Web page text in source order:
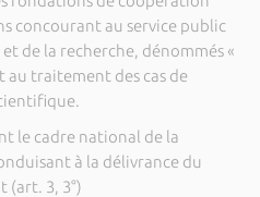
concourant au service public
de la recherche, dénommés «
au traitement des cas de
le cadre national de la
à la délivrance du
3, 3°)